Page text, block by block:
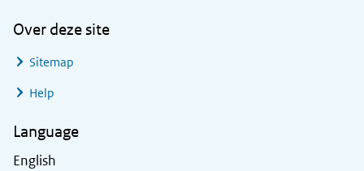
Over deze site
Sitemap
Help
Language
English